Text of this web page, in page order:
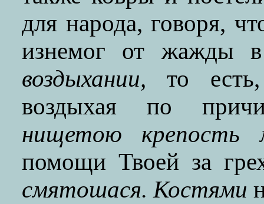
для народа, говоря,
изнемог от жажды
воздыхании, то
воздыхая по
нищетою крепость
помощи Твоей за
смятошася. Костями